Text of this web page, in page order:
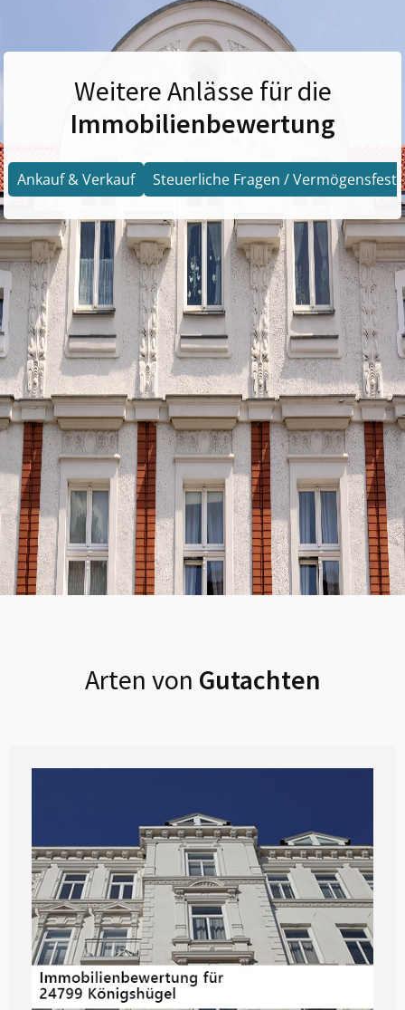
Weitere Anlässe für die
Immobilienbewertung
Ankauf & Verkauf Steuerliche Fragen /
Arten von Gutachten